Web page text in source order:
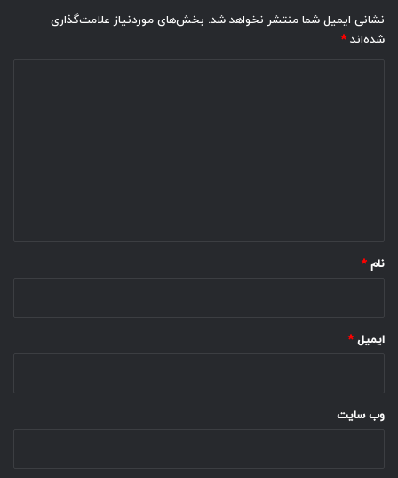
نشانی ایمیل شما منتشر نخواهد شد. بخش‌های موردنیاز علامت‌گذاری
شده‌اند *
نام *
ایمیل *
وب‌ سایت